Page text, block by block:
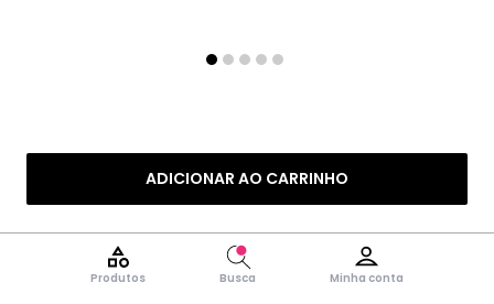
Produtos Busca Minha conta
ADICIONAR AO CARRINHO